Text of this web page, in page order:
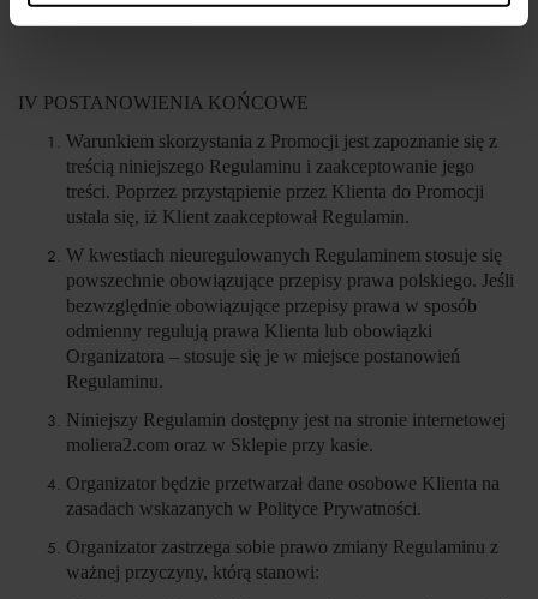
IV POSTANOWIENIA KOŃCOWE
Warunkiem skorzystania z Promocji jest zapoznanie się z
treścią niniejszego Regulaminu i zaakceptowanie jego
treści. Poprzez przystąpienie przez Klienta do Promocji
ustala się, iż Klient zaakceptował Regulamin.
W kwestiach nieuregulowanych Regulaminem stosuje się
powszechnie obowiązujące przepisy prawa polskiego. Jeśli
bezwzględnie obowiązujące przepisy prawa w sposób
odmienny regulują prawa Klienta lub obowiązki
Organizatora – stosuje się je w miejsce postanowień
Regulaminu.
Niniejszy Regulamin dostępny jest na stronie internetowej
moliera2.com oraz w Sklepie przy kasie.
Organizator będzie przetwarzał dane osobowe Klienta na
zasadach wskazanych w Polityce Prywatności.
Organizator zastrzega sobie prawo zmiany Regulaminu z
ważnej przyczyny, którą stanowi: